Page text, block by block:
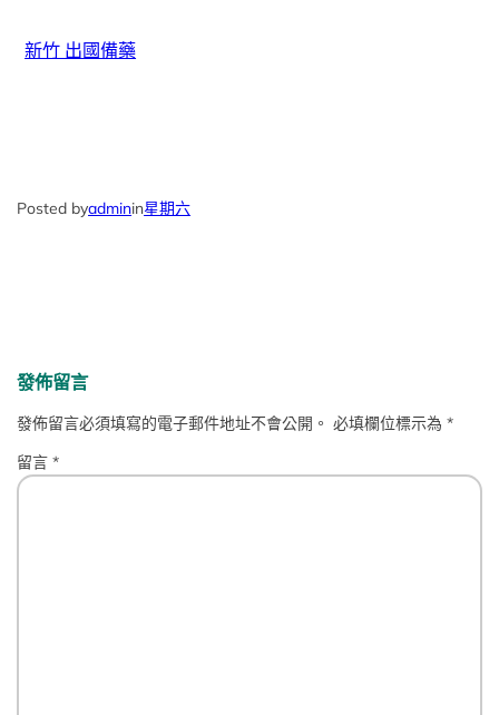
新竹 出國備藥
Posted byadminin星期六
發佈留言
發佈留言必須填寫的電子郵件地址不會公開。 必填欄位標示為*
留言*